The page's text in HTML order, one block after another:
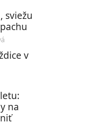
sviežu
v
na